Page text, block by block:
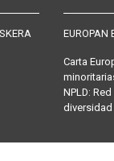
EUROPAN
Carta
NPLD: